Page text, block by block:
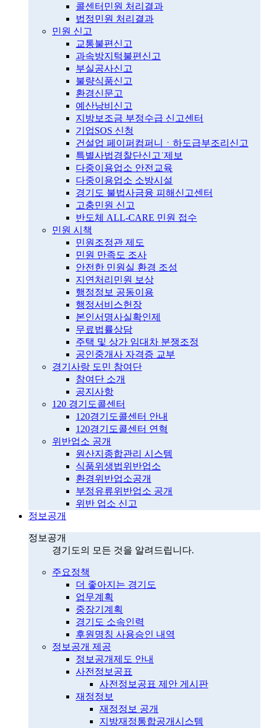
콜센터민원 처리결과
법정민원 처리결과
민원 신고
교통불편신고
과속방지턱불편신고
부실공사신고
불량식품신고
환경신문고
예산낭비신고
지방보조금 부정수급 신고센터
기업SOS 신청
건설업 페이퍼컴퍼니ㆍ하도급부조리신고
특별사법경찰단신고˙제보
다중이용업소 안전교육
다중이용업소 소방시설
경기도 불법사금융 피해신고센터
고충민원 신고
반도체 ALL-CARE 민원 접수
민원 시책
민원조정관 제도
민원 만족도 조사
안전한 민원실 환경 조성
지연처리민원 보상
행정정보 공동이용
행정서비스헌장
본인서명사실확인제
무료법률상담
주택 및 상가 임대차 분쟁조정
공인중개사 자격증 교부
경기사랑 도민 참여단
참여단 소개
공지사항
120 경기도콜센터
120경기도콜센터 안내
120경기도콜센터 연혁
위반업소 공개
원산지종합관리 시스템
식품위생법위반업소
환경위반업소공개
부정유류위반업소 공개
위반 업소 신고
정보공개
정보공개
경기도의 모든 것을 알려드립니다.
주요정책
더 좋아지는 경기도
업무계획
중장기계획
경기도 소속인력
후원명칭 사용승인 내역
정보공개 제공
정보공개제도 안내
사전정보공표
사전정보공표 제안 게시판
재정정보
재정정보 공개
지방재정통합공개시스템